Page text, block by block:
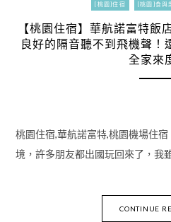
[桃園]住宿 [桃園]食與
【桃園住宿】華航諾富特飯
良好的隔音聽不到飛機聲！
全家來
桃園住宿,華航諾富特,桃園機場住
境，許多朋友都出國玩回來了，我
CONTINUE